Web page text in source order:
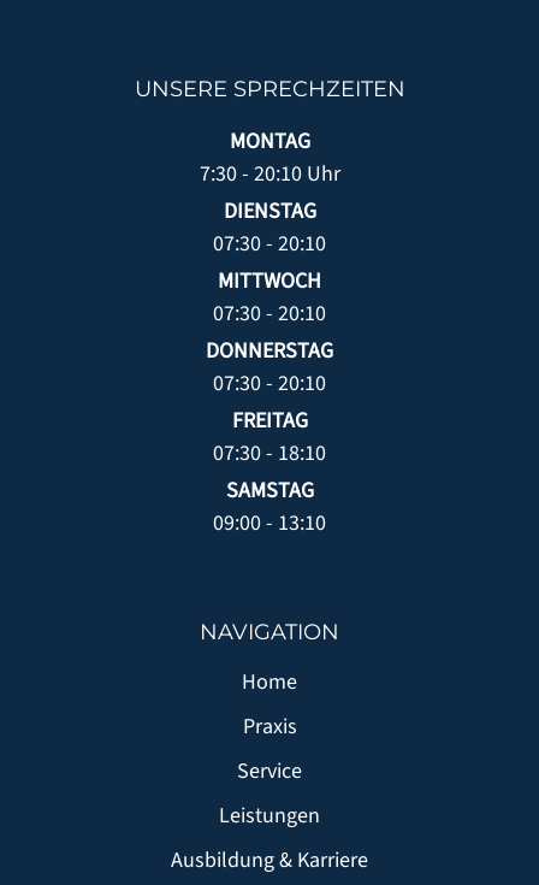
UNSERE SPRECHZEITEN
MONTAG
7:30 - 20:10 Uhr
DIENSTAG
07:30 - 20:10
MITTWOCH
07:30 - 20:10
DONNERSTAG
07:30 - 20:10
FREITAG
07:30 - 18:10
SAMSTAG
09:00 - 13:10
NAVIGATION
Home
Praxis
Service
Leistungen
Ausbildung & Karriere